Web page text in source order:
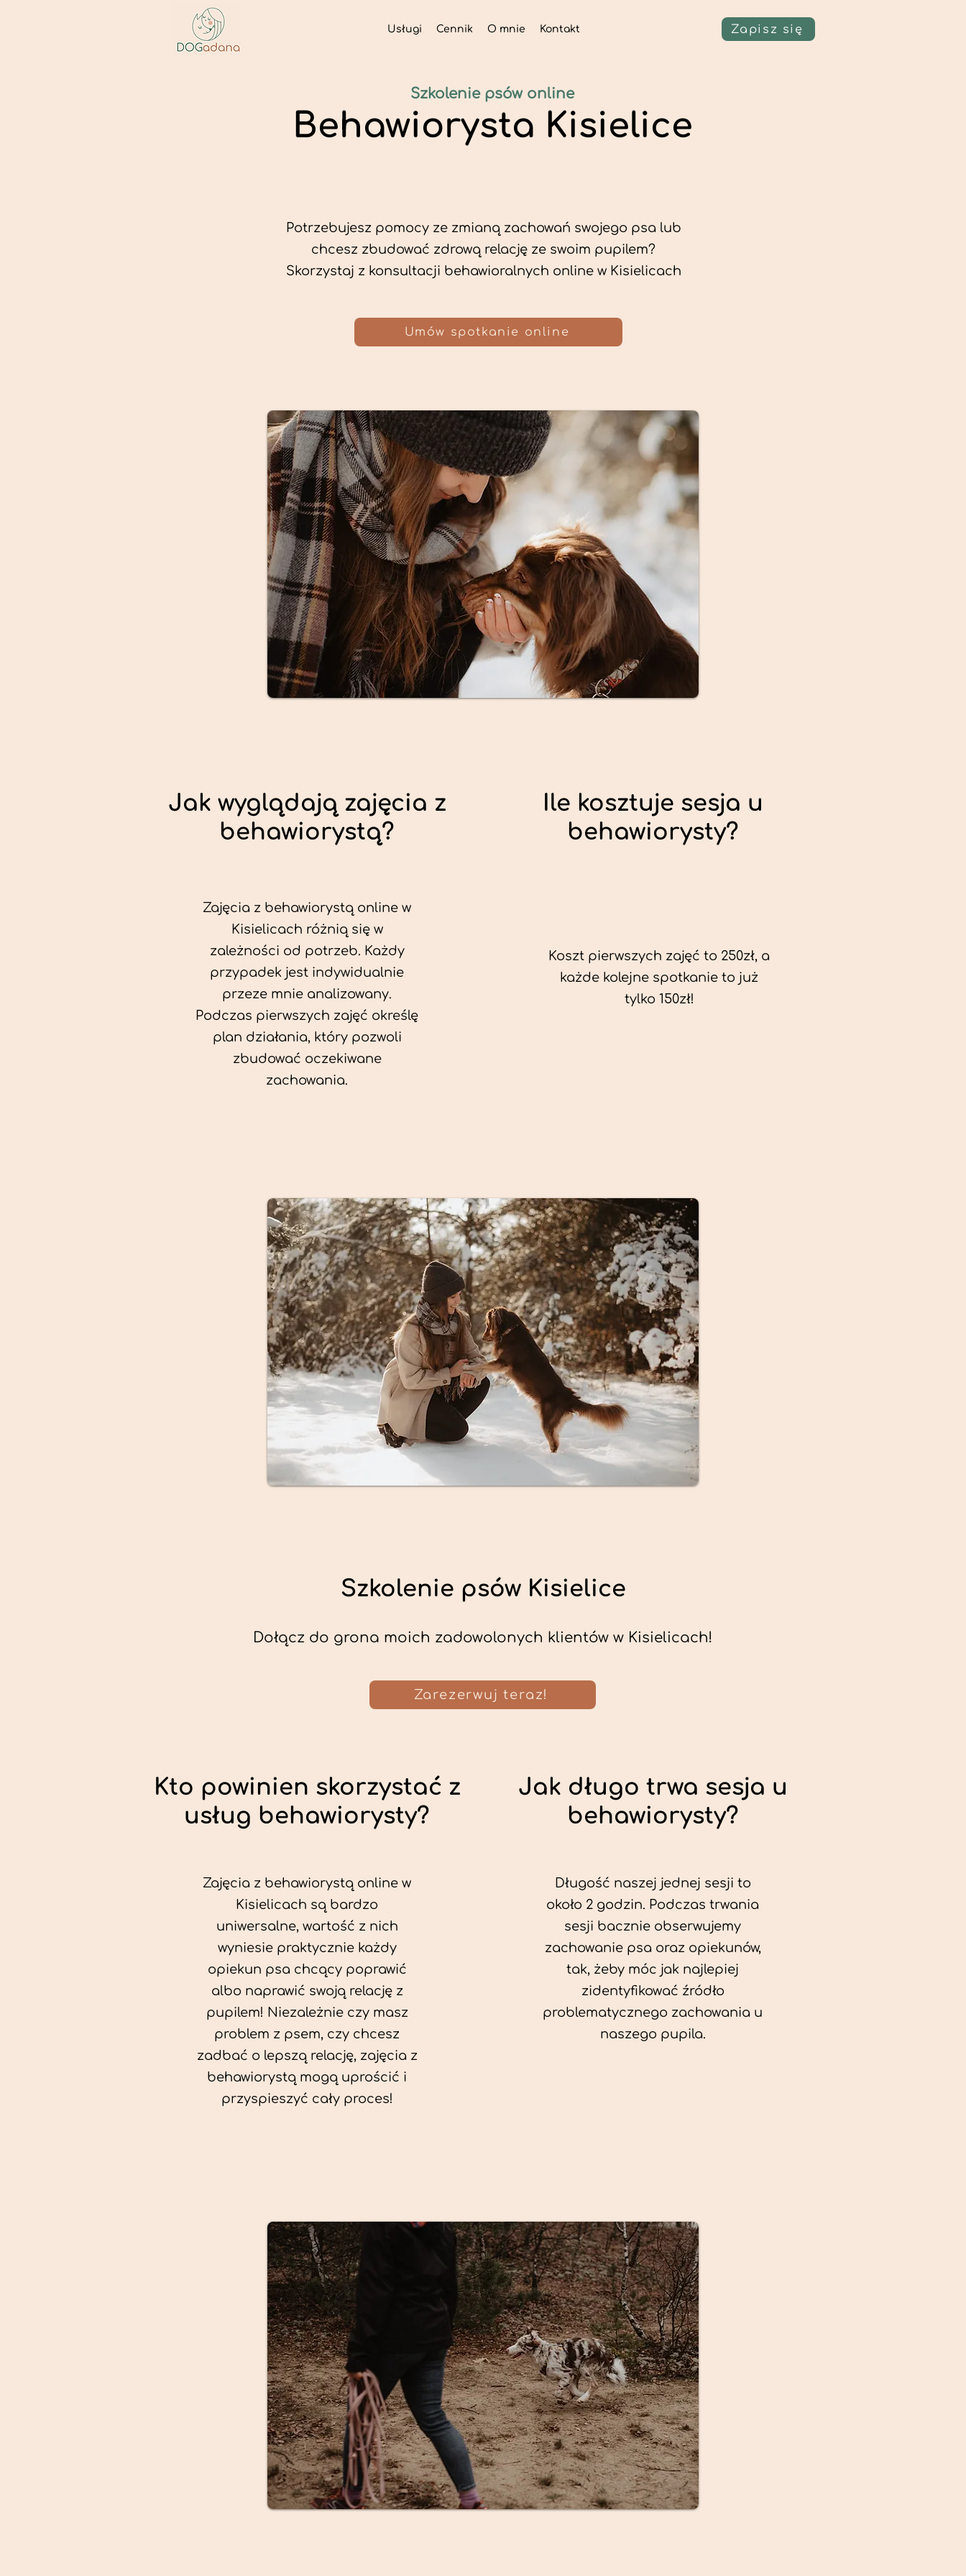
Usługi Cennik O mnie Kontakt Zapisz się
Behawiorysta Kisielice
Potrzebujesz pomocy ze zmianą zachowań swojego psa lub
chcesz zbudować zdrową relację ze swoim pupilem?
Skorzystaj z konsultacji behawioralnych online w Kisielicach
Szkolenie psów online
Umów spotkanie online
Jak wyglądają zajęcia z
behawiorystą?
Zajęcia z behawiorystą online w
Kisielicach różnią się w
zależności od potrzeb. Każdy
przypadek jest indywidualnie
przeze mnie analizowany.
Podczas pierwszych zajęć określę
plan działania, który pozwoli
zbudować oczekiwane
zachowania.
Ile kosztuje sesja u
behawiorysty?
Koszt pierwszych zajęć to 250zł, a
każde kolejne spotkanie to już
tylko 150zł!
Szkolenie psów Kisielice
Dołącz do grona moich zadowolonych klientów w Kisielicach!
Zarezerwuj teraz!
Kto powinien skorzystać z
usług behawiorysty?
Zajęcia z behawiorystą online w
Kisielicach są bardzo
uniwersalne, wartość z nich
wyniesie praktycznie każdy
opiekun psa chcący poprawić
albo naprawić swoją relację z
pupilem! Niezależnie czy masz
problem z psem, czy chcesz
zadbać o lepszą relację, zajęcia z
behawiorystą mogą uprościć i
przyspieszyć cały proces!
Jak długo trwa sesja u
behawiorysty?
Długość naszej jednej sesji to
około 2 godzin. Podczas trwania
sesji bacznie obserwujemy
zachowanie psa oraz opiekunów,
tak, żeby móc jak najlepiej
zidentyfikować źródło
problematycznego zachowania u
naszego pupila.